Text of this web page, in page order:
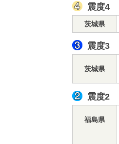
震度4
茨城県
震度3
茨城県
震度2
福島県